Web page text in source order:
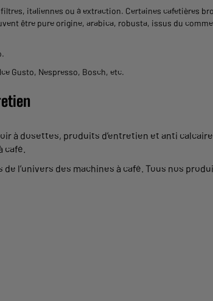
italiennes ou à extraction. Certaines cafetières
être pure origine, arabica, robusta, issus du
Gusto, Nespresso, Bosch, etc.
à dosettes, produits d’entretien et anti
café.
l’univers des machines à café. Tous nos